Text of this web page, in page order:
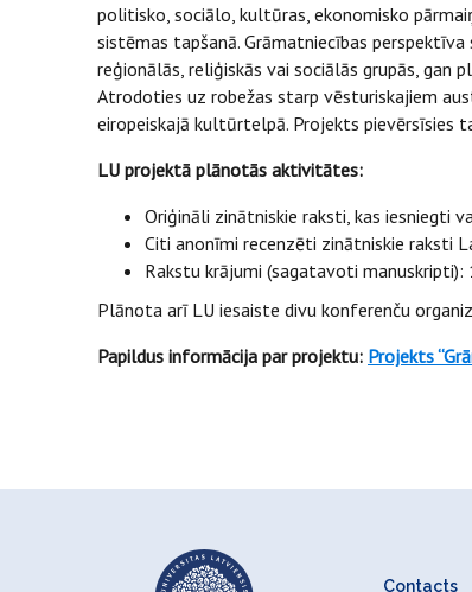
politisko, sociālo, kultūras, ekonomisko
sistēmas tapšanā. Grāmatniecības
reģionālās, reliģiskās vai sociālās grupās,
Atrodoties uz robežas starp vēsturiskajiem
eiropeiskajā kultūrtelpā. Projekts pievērsīsies
LU projektā plānotās aktivitātes:
Oriģināli zinātniskie raksti, kas iesniegti
Citi anonīmi recenzēti zinātniskie raksti
Rakstu krājumi (sagatavoti
Plānota arī LU iesaiste divu konferenču
Papildus informācija par projektu: Projekts
Contacts